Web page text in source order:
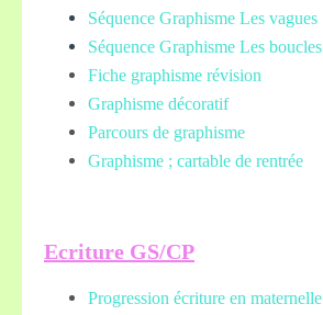
Séquence Graphisme Les vagues
Séquence Graphisme Les boucles
Fiche graphisme révision
Graphisme décoratif
Parcours de graphisme
Graphisme ; cartable de rentrée
Ecriture GS/CP
Progression écriture en maternelle